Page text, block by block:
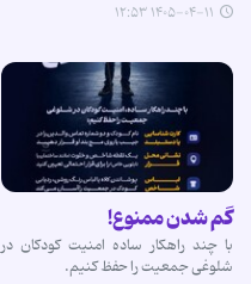
۱۴۰۵-۰۴-۱۱ ۱۲:۵۳
گم شدن ممنوع!
با چند راهکار ساده امنیت کودکان در
شلوغی جمعیت را حفظ کنیم.